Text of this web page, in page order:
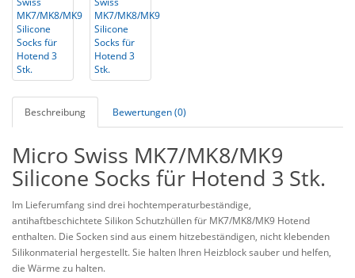
Beschreibung Bewertungen (0)
Micro Swiss MK7/MK8/MK9
Silicone Socks für Hotend 3 Stk.
Im Lieferumfang sind drei hochtemperaturbeständige,
antihaftbeschichtete Silikon Schutzhüllen für MK7/MK8/MK9 Hotend
enthalten. Die Socken sind aus einem hitzebeständigen, nicht klebenden
Silikonmaterial hergestellt. Sie halten Ihren Heizblock sauber und helfen,
die Wärme zu halten.